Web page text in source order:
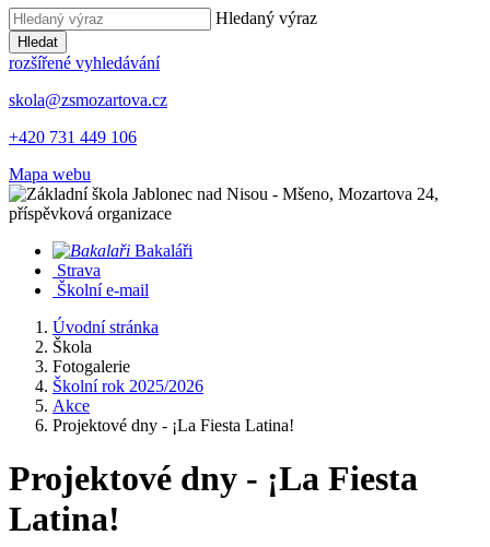
Hledaný výraz
Hledat
rozšířené vyhledávání
skola@zsmozartova.cz
+420 731 449 106
Mapa webu
Bakaláři
Strava
Školní e-mail
Úvodní stránka
Škola
Fotogalerie
Školní rok 2025/2026
Akce
Projektové dny - ¡La Fiesta Latina!
Projektové dny - ¡La Fiesta
Latina!